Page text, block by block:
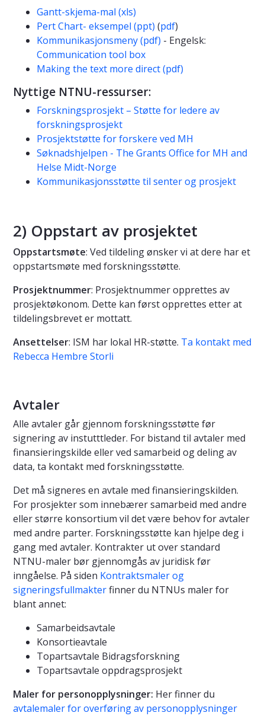
Gantt-skjema-mal (xls)
Pert Chart- eksempel (ppt) (pdf)
Kommunikasjonsmeny (pdf) - Engelsk:
Communication tool box
Making the text more direct (pdf)
Nyttige NTNU-ressurser:
Forskningsprosjekt – Støtte for ledere av
forskningsprosjekt
Prosjektstøtte for forskere ved MH
Søknadshjelpen - The Grants Office for MH and
Helse Midt-Norge
Kommunikasjonsstøtte til senter og prosjekt
2) Oppstart av prosjektet
Oppstartsmøte: Ved tildeling ønsker vi at dere har et
oppstartsmøte med forskningsstøtte.
Prosjektnummer: Prosjektnummer opprettes av
prosjektøkonom. Dette kan først opprettes etter at
tildelingsbrevet er mottatt.
Ansettelser: ISM har lokal HR-støtte. Ta kontakt med
Rebecca Hembre Storli
Avtaler
Alle avtaler går gjennom forskningsstøtte før
signering av instutttleder. For bistand til avtaler med
finansieringskilde eller ved samarbeid og deling av
data, ta kontakt med forskningsstøtte.
Det må signeres en avtale med finansieringskilden.
For prosjekter som innebærer samarbeid med andre
eller større konsortium vil det være behov for avtaler
med andre parter. Forskningsstøtte kan hjelpe deg i
gang med avtaler. Kontrakter ut over standard
NTNU-maler bør gjennomgås av juridisk før
inngåelse. På siden Kontraktsmaler og
signeringsfullmakterfinner du NTNUs maler for
blant annet:
Samarbeidsavtale
Konsortieavtale
Topartsavtale Bidragsforskning
Topartsavtale oppdragsprosjekt
Maler for personopplysninger: Her finner du
avtalemaler for overføring av personopplysninger